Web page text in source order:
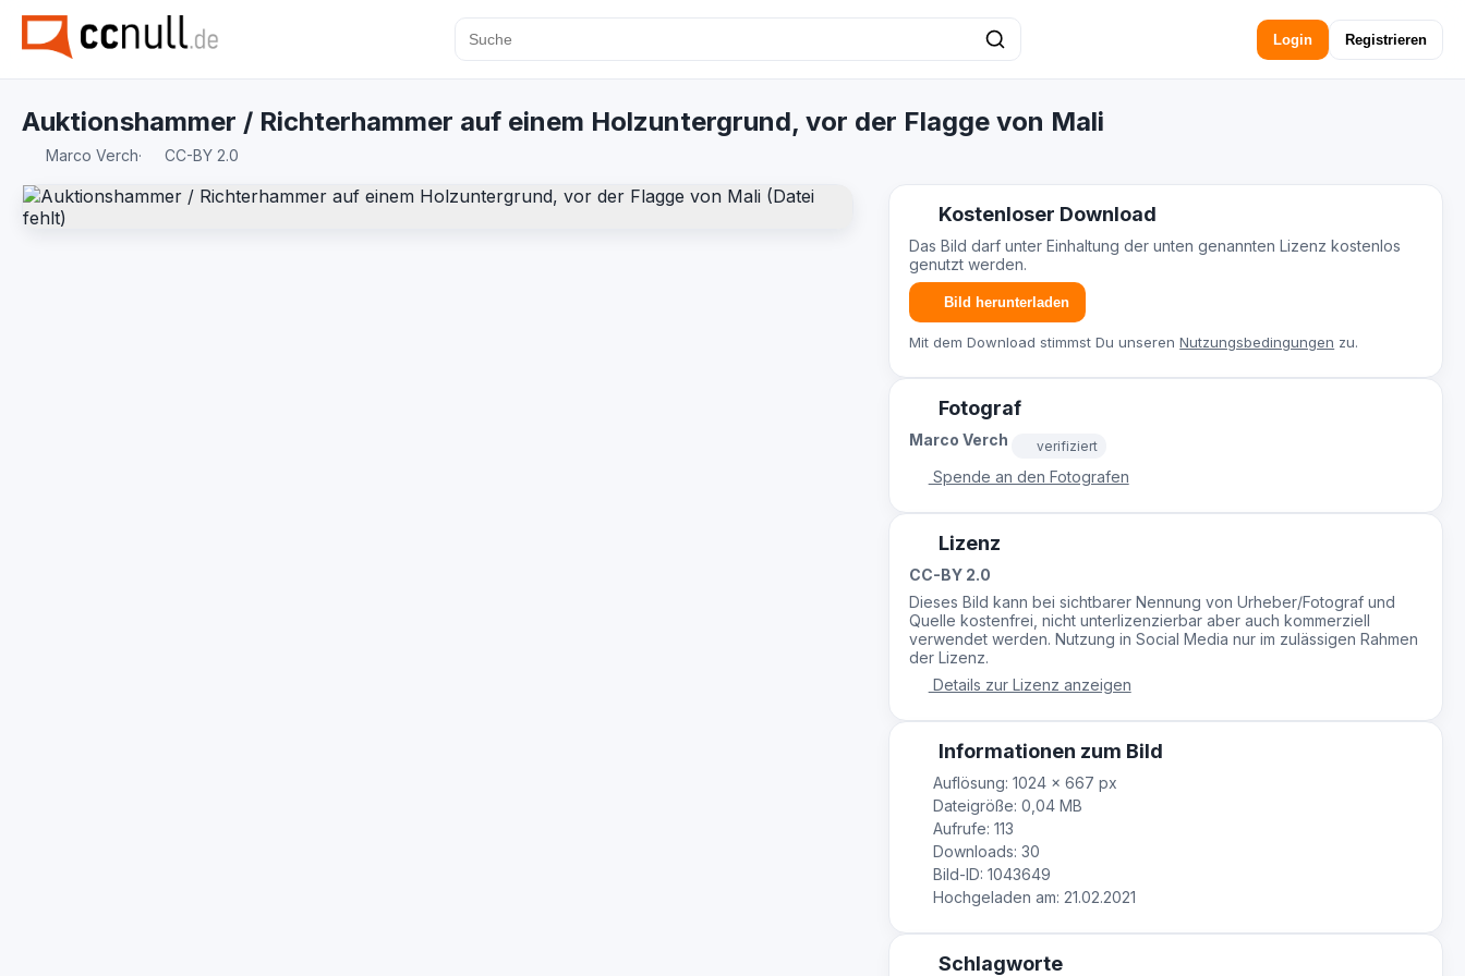
Login Registrieren
Auktionshammer / Richterhammer auf einem Holzuntergrund, vor der Flagge von Mali
Marco Verch· CC-BY 2.0
Kostenloser Download
Das Bild darf unter Einhaltung der unten genannten Lizenz kostenlos
genutzt werden.
Bild herunterladen
Mit dem Download stimmst Du unserenNutzungsbedingungen zu.
Fotograf
Marco Verch verifiziert
Spende an den Fotografen
Lizenz
CC-BY 2.0
Dieses Bild kann bei sichtbarer Nennung von Urheber/Fotograf und
Quelle kostenfrei, nicht unterlizenzierbar aber auch kommerziell
verwendet werden. Nutzung in Social Media nur im zulässigen Rahmen
der Lizenz.
Details zur Lizenz anzeigen
Informationen zum Bild
Auflösung: 1024 × 667 px
Dateigröße: 0,04 MB
Aufrufe: 113
Downloads: 30
Bild-ID: 1043649
Hochgeladen am: 21.02.2021
Schlagworte